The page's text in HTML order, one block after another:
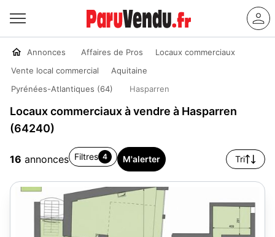
Annonces Affaires de Pros
Locaux commerciaux
Vente local commercial
Aquitaine
Pyrénées-Atlantiques (64)
Hasparren
Locaux commerciaux à vendre à Hasparren
(64240)
16 annonces Filtres 4 M'alerter Tri